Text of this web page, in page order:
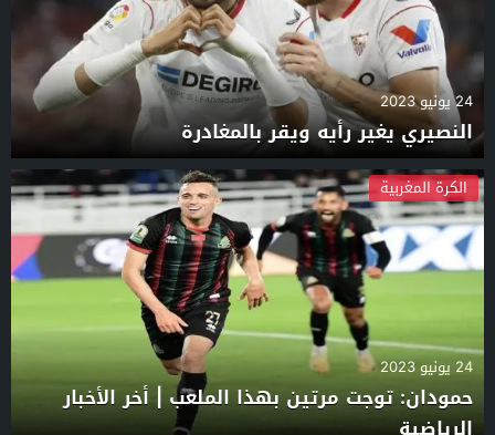
24 يونيو 2023
النصيري يغير رأيه ويقر بالمغادرة
الكرة المغربية
24 يونيو 2023
حمودان: توجت مرتين بهذا الملعب | أخر الأخبار